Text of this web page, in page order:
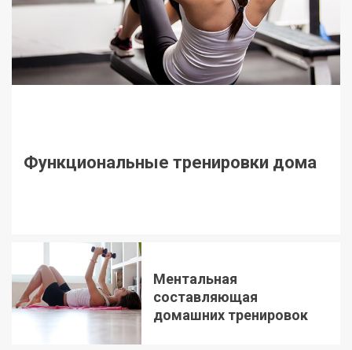
Функциональные тренировки дома
Ментальная
составляющая
домашних тренировок